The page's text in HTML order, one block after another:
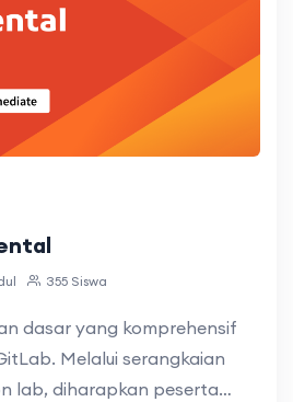
355 Siswa
dasar yang komprehensif
Melalui serangkaian
lab, diharapkan peserta